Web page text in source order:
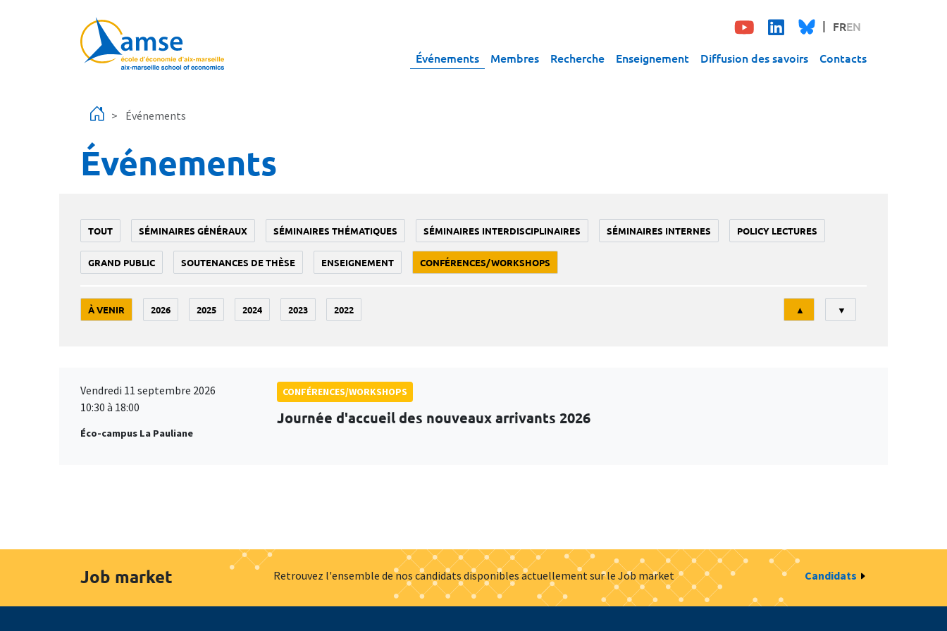
FREN
Événements Membres Recherche Enseignement Diffusion des savoirs Contacts
Événements
Événements
TOUT SÉMINAIRES GÉNÉRAUX SÉMINAIRES THÉMATIQUES SÉMINAIRES INTERDISCIPLINAIRES SÉMINAIRES INTERNES POLICY LECTURES
GRAND PUBLIC SOUTENANCES DE THÈSE ENSEIGNEMENT CONFÉRENCES/WORKSHOPS
À VENIR 2026 2025 2024 2023 2022
Tri
▲ ▼
Vendredi 11 septembre 2026
10:30 à 18:00
Éco-campus La Pauliane
CONFÉRENCES/WORKSHOPS
Journée d'accueil des nouveaux arrivants 2026
Job market Retrouvez l'ensemble de nos candidats disponibles actuellement sur le Job market Candidats